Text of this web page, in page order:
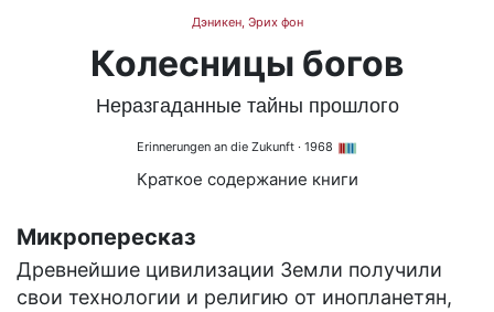
Дэникен, Эрих фон
Колесницы богов
Неразгаданные тайны прошлого
Erinnerungen an die Zukunft· 1968
Краткое содержание книги
Микропересказ
Древнейшие цивилизации Земли получили
свои технологии и религию от инопланетян,